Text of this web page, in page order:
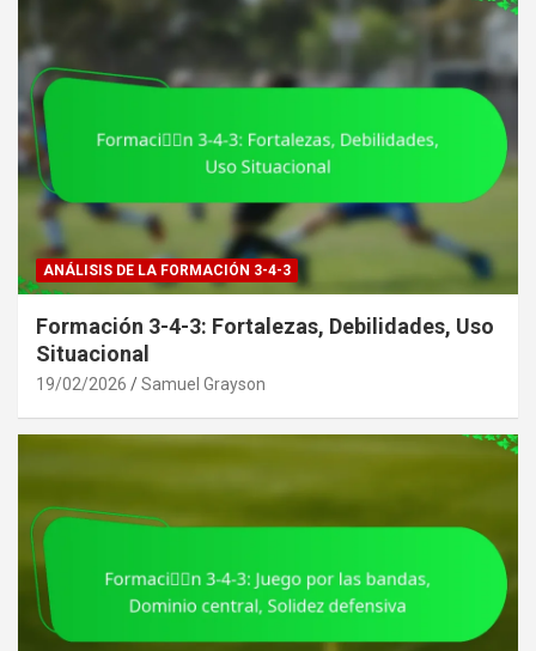
ANÁLISIS DE LA FORMACIÓN 3-4-3
Formación 3-4-3: Fortalezas, Debilidades, Uso
Situacional
19/02/2026 Samuel Grayson